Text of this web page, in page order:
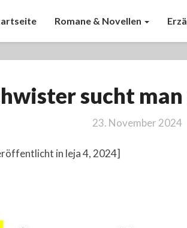
Romane & Novellen
sucht
sich
sucht
23. November 2024
in leja 4, 2024]